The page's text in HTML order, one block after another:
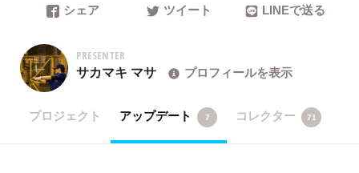
シェア ツイート LINEで送る
PRESENTER
サカマキ マサ プロフィールを表示
プロジェクト アップデート 7 コレクター 71